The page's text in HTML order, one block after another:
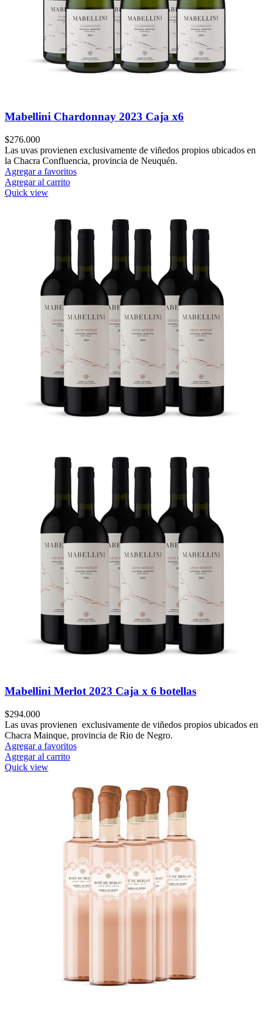
Mabellini Chardonnay 2023 Caja x6
$276.000
Las uvas provienen exclusivamente de viñedos propios ubicados en
la Chacra Confluencia, provincia de Neuquén.
Agregar a favoritos
Agregar al carrito
Quick view
Mabellini Merlot 2023 Caja x 6 botellas
$294.000
Las uvas provienen exclusivamente de viñedos propios ubicados en
Chacra Mainque, provincia de Rio de Negro.
Agregar a favoritos
Agregar al carrito
Quick view